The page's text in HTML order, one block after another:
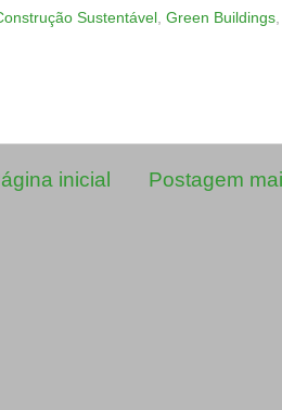
Sustentável Green Buildings
Postagem
inicial